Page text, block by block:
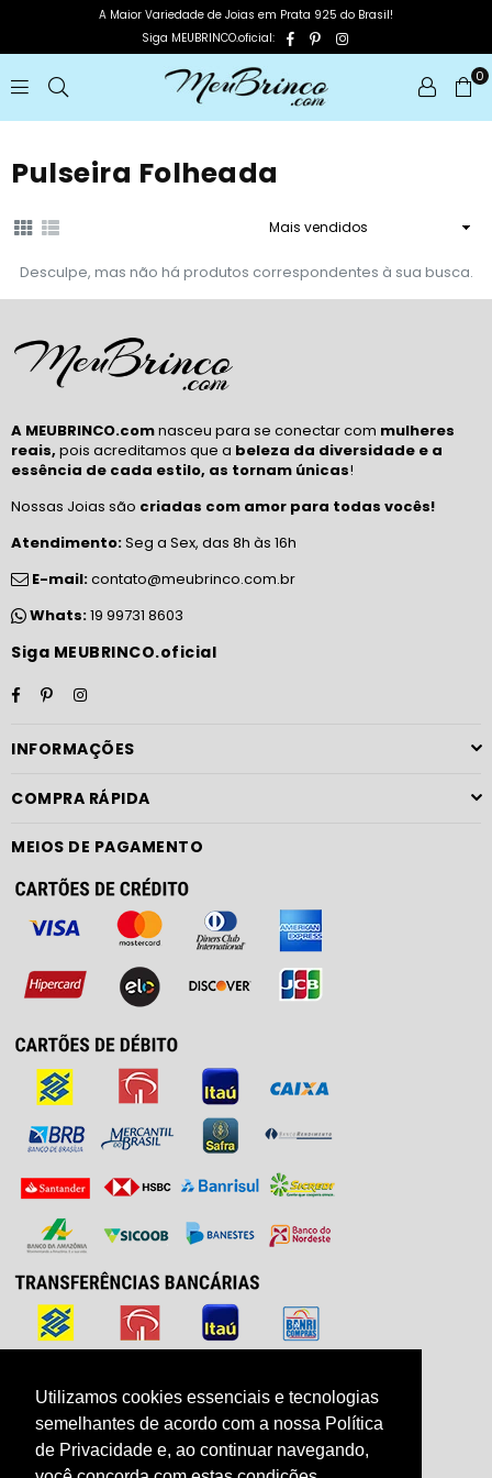
Utilizamos cookies essenciais e tecnologias
semelhantes de acordo com a nossa Política
de Privacidade e, ao continuar navegando,
Utilizamos cookies essenciais e tecnologias
semelhantes de acordo com a nossa Política
de Privacidade e, ao continuar navegando,
A Maior Variedade de Joias em Prata 925 do Brasil!
Siga MEUBRINCO.oficial:
Facebook
PinterestInstagram
MEUBRINCO
0
Pulseira Folheada
Ordenar
Desculpe, mas não há produtos correspondentes à sua busca.
A MEUBRINCO.comnasceu para se conectar com mulheres
reais, pois acreditamos que a beleza da diversidade e a
essência de cada estilo, as tornam únicas!
Nossas Joias são criadas com amor para todas vocês!
Atendimento:Seg a Sex, das 8h às 16h
E-mail:contato@meubrinco.com.br
Whats:19 99731 8603
Siga MEUBRINCO.oficial
Facebook
PinterestInstagram
INFORMAÇÕES
COMPRA RÁPIDA
MEIOS DE PAGAMENTO